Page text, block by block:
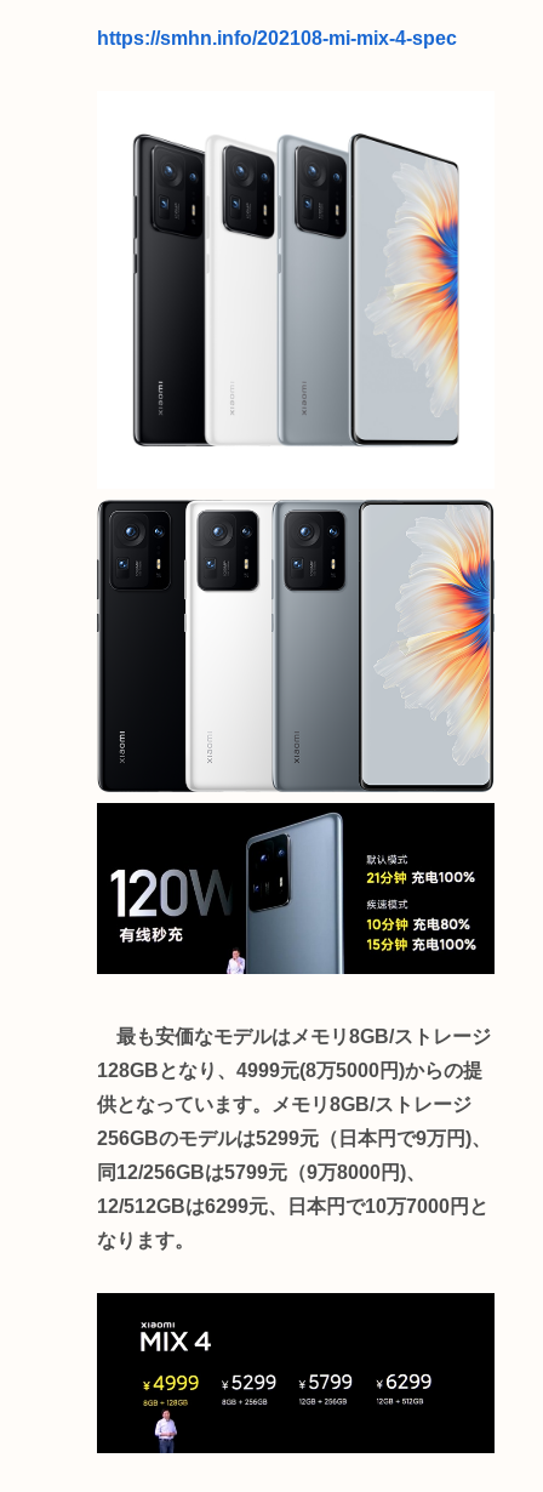
https://smhn.info/202108-mi-mix-4-spec
最も安価なモデルはメモリ8GB/ストレージ
128GBとなり、4999元(8万5000円)からの提
供となっています。メモリ8GB/ストレージ
256GBのモデルは5299元（日本円で9万円)、
同12/256GBは5799元（9万8000円)、
12/512GBは6299元、日本円で10万7000円と
なります。